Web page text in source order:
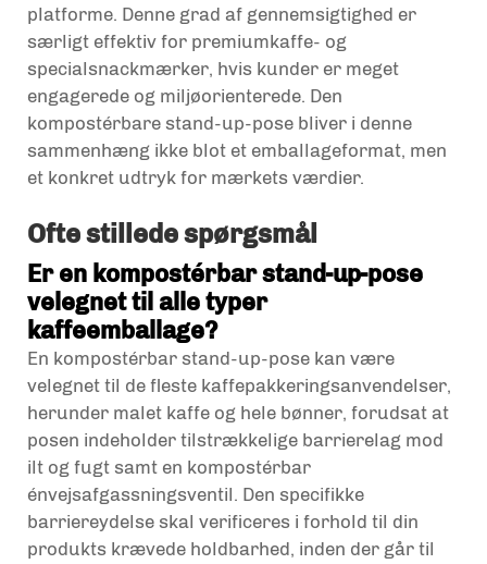
platforme. Denne grad af gennemsigtighed er
særligt effektiv for premiumkaffe- og
specialsnackmærker, hvis kunder er meget
engagerede og miljøorienterede. Den
kompostérbare stand-up-pose bliver i denne
sammenhæng ikke blot et emballageformat, men
et konkret udtryk for mærkets værdier.
Ofte stillede spørgsmål
Er en kompostérbar stand-up-pose
velegnet til alle typer
kaffeemballage?
En kompostérbar stand-up-pose kan være
velegnet til de fleste kaffepakkeringsanvendelser,
herunder malet kaffe og hele bønner, forudsat at
posen indeholder tilstrækkelige barrierelag mod
ilt og fugt samt en kompostérbar
énvejsafgassningsventil. Den specifikke
barriereydelse skal verificeres i forhold til din
produkts krævede holdbarhed, inden der går til